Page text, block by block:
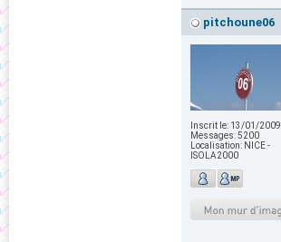
pitchoune06
Inscrit le: 13/01/2009
Messages:5200
Localisation: NICE -
ISOLA2000